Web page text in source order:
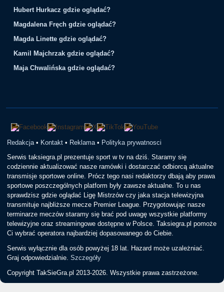
Hubert Hurkacz gdzie oglądać?
Magdalena Fręch gdzie oglądać?
Magda Linette gdzie oglądać?
Kamil Majchrzak gdzie oglądać?
Maja Chwalińska gdzie oglądać?
Redakcja • Kontakt • Reklama • Polityka prywatnosci
Serwis taksiegra.pl prezentuje sport w tv na dziś. Staramy się
codziennie aktualizować nasze ramówki i dostarczać odbiorcą aktualne
transmisje sportowe online. Prócz tego nasi redaktorzy dbają aby prawa
sportowe poszczególnych platform były zawsze aktualne. To u nas
sprawdzisz gdzie oglądać Ligę Mistrzów czy jaka stacja telewizyjna
transmituje najbliższe mecze Premier League. Przygotowując nasze
terminarze meczów staramy się brać pod uwagę wszystkie platformy
telewizyjne oraz streamingowe dostępne w Polsce. Taksiegra.pl pomoże
Ci wybrać operatora najbardziej dopasowanego do Ciebie.
Serwis wyłącznie dla osób powyżej 18 lat. Hazard może uzależniać.
Graj odpowiedzialnie.Szczegóły
Copyright TakSieGra.pl 2013-2026. Wszystkie prawa zastrzeżone.